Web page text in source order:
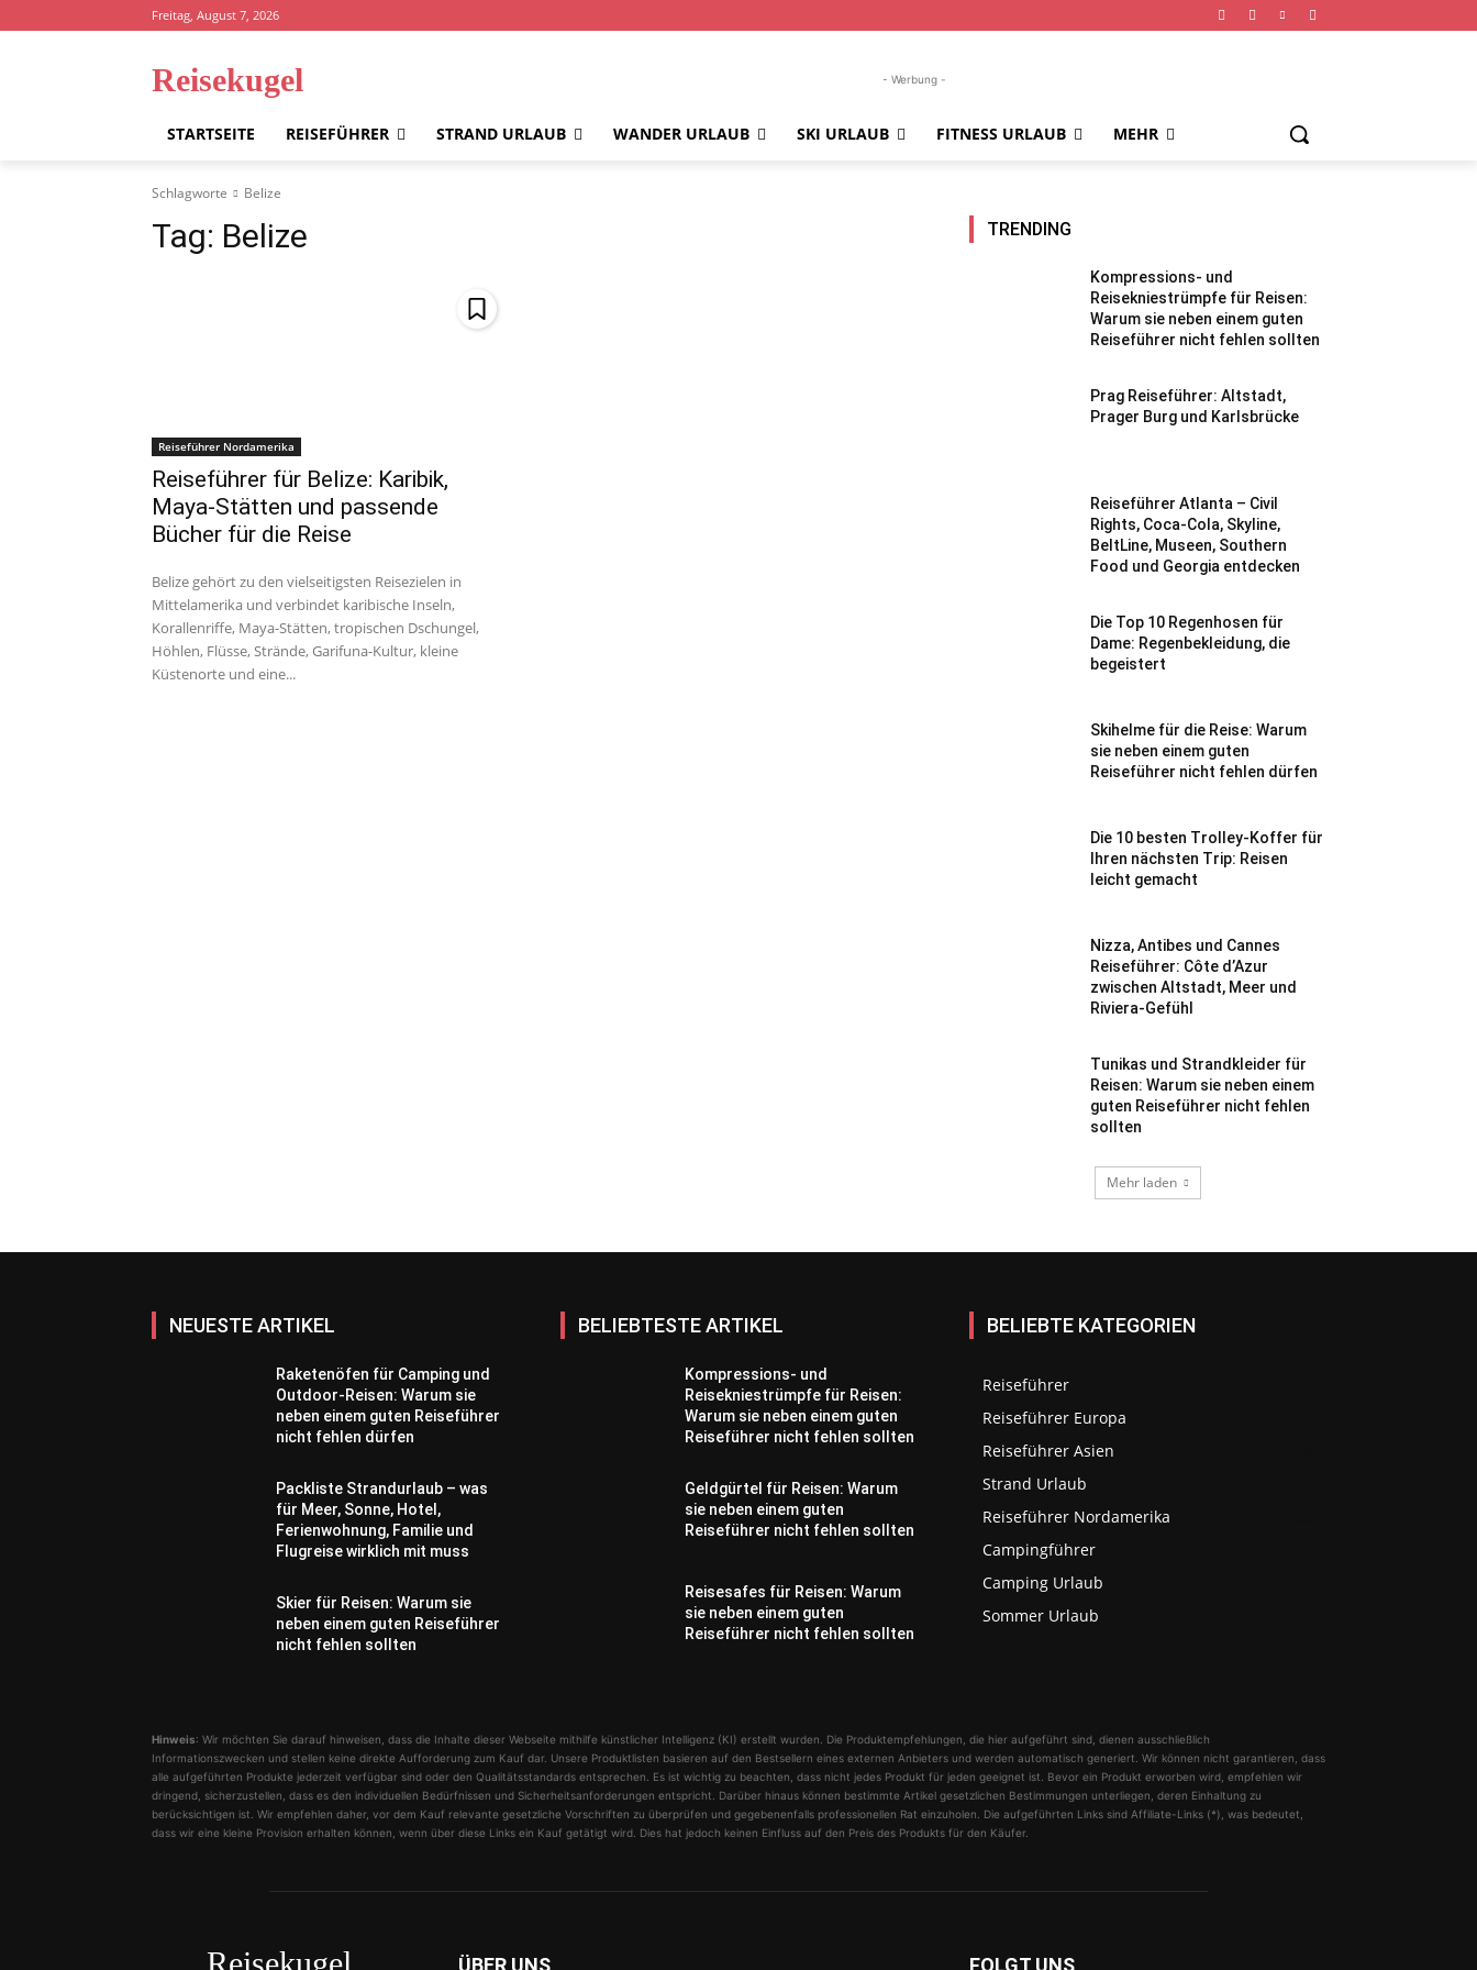
Freitag, August 7, 2026
Reisekugel - Werbung -
STARTSEITE REISEFÜHRER STRAND URLAUB WANDER URLAUB SKI URLAUB FITNESS URLAUB MEHR
Schlagworte Belize
Tag: Belize
Reiseführer Nordamerika
Reiseführer für Belize: Karibik,
Maya-Stätten und passende
Bücher für die Reise
Belize gehört zu den vielseitigsten Reisezielen in
Mittelamerika und verbindet karibische Inseln,
Korallenriffe, Maya-Stätten, tropischen Dschungel,
Höhlen, Flüsse, Strände, Garifuna-Kultur, kleine
Küstenorte und eine...
TRENDING
Kompressions- und
Reisekniestrümpfe für Reisen:
Warum sie neben einem guten
Reiseführer nicht fehlen sollten
Prag Reiseführer: Altstadt,
Prager Burg und Karlsbrücke
Reiseführer Atlanta – Civil
Rights, Coca-Cola, Skyline,
BeltLine, Museen, Southern
Food und Georgia entdecken
Die Top 10 Regenhosen für
Dame: Regenbekleidung, die
begeistert
Skihelme für die Reise: Warum
sie neben einem guten
Reiseführer nicht fehlen dürfen
Die 10 besten Trolley-Koffer für
Ihren nächsten Trip: Reisen
leicht gemacht
Nizza, Antibes und Cannes
Reiseführer: Côte d’Azur
zwischen Altstadt, Meer und
Riviera-Gefühl
Tunikas und Strandkleider für
Reisen: Warum sie neben einem
guten Reiseführer nicht fehlen
sollten
Mehr laden
NEUESTE ARTIKEL
Raketenöfen für Camping und
Outdoor-Reisen: Warum sie
neben einem guten Reiseführer
nicht fehlen dürfen
Packliste Strandurlaub – was
für Meer, Sonne, Hotel,
Ferienwohnung, Familie und
Flugreise wirklich mit muss
Skier für Reisen: Warum sie
neben einem guten Reiseführer
nicht fehlen sollten
BELIEBTESTE ARTIKEL
Kompressions- und
Reisekniestrümpfe für Reisen:
Warum sie neben einem guten
Reiseführer nicht fehlen sollten
Geldgürtel für Reisen: Warum
sie neben einem guten
Reiseführer nicht fehlen sollten
Reisesafes für Reisen: Warum
sie neben einem guten
Reiseführer nicht fehlen sollten
BELIEBTE KATEGORIEN
Reiseführer
Reiseführer Europa
Reiseführer Asien
Strand Urlaub
Reiseführer Nordamerika
Campingführer
Camping Urlaub
Sommer Urlaub
Hinweis: Wir möchten Sie darauf hinweisen, dass die Inhalte dieser Webseite mithilfe künstlicher Intelligenz (KI) erstellt wurden. Die Produktempfehlungen, die hier aufgeführt sind, dienen ausschließlich
Informationszwecken und stellen keine direkte Aufforderung zum Kauf dar. Unsere Produktlisten basieren auf den Bestsellern eines externen Anbieters und werden automatisch generiert. Wir können nicht garantieren, dass
alle aufgeführten Produkte jederzeit verfügbar sind oder den Qualitätsstandards entsprechen. Es ist wichtig zu beachten, dass nicht jedes Produkt für jeden geeignet ist. Bevor ein Produkt erworben wird, empfehlen wir
dringend, sicherzustellen, dass es den individuellen Bedürfnissen und Sicherheitsanforderungen entspricht. Darüber hinaus können bestimmte Artikel gesetzlichen Bestimmungen unterliegen, deren Einhaltung zu
berücksichtigen ist. Wir empfehlen daher, vor dem Kauf relevante gesetzliche Vorschriften zu überprüfen und gegebenenfalls professionellen Rat einzuholen. Die aufgeführten Links sind Affiliate-Links (*), was bedeutet,
dass wir eine kleine Provision erhalten können, wenn über diese Links ein Kauf getätigt wird. Dies hat jedoch keinen Einfluss auf den Preis des Produkts für den Käufer.
ÜBER UNS FOLGT UNS